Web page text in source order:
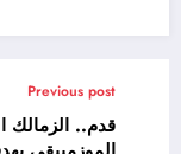
Previous post
قدم.. الزمالك